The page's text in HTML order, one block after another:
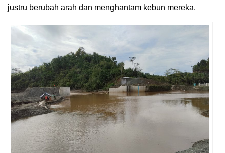
justru berubah arah dan menghantam kebun mereka.